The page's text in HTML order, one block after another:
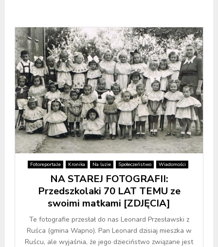
Fotoreportaże Kronika Na luzie Społeczeństwo Wiadomości
NA STAREJ FOTOGRAFII:
Przedszkolaki 70 LAT TEMU ze
swoimi matkami [ZDJĘCIA]
Te fotografie przesłał do nas Leonard Przesławski z
Ruśca (gmina Wapno). Pan Leonard dzisiaj mieszka w
Ruścu, ale wyjaśnia, że jego dzieciństwo związane jest